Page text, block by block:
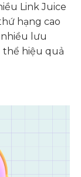
Link Juice
hạng cao
lưu
thể hiệu quả